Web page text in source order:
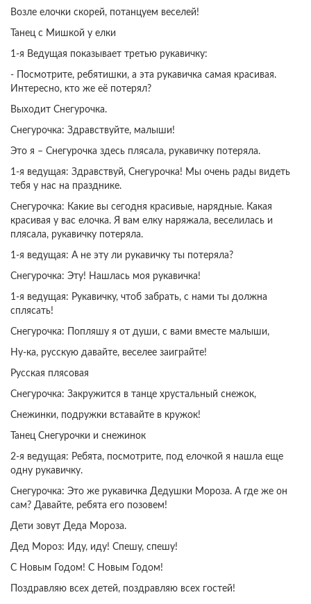
Возле елочки скорей, потанцуем веселей!
Танец с Мишкой у елки
1-я Ведущая показывает третью рукавичку:
- Посмотрите, ребятишки, а эта рукавичка самая красивая.
Интересно, кто же её потерял?
Выходит Снегурочка.
Снегурочка: Здравствуйте, малыши!
Это я – Снегурочка здесь плясала, рукавичку потеряла.
1-я ведущая: Здравствуй, Снегурочка! Мы очень рады видеть
тебя у нас на празднике.
Снегурочка: Какие вы сегодня красивые, нарядные. Какая
красивая у вас елочка. Я вам елку наряжала, веселилась и
плясала, рукавичку потеряла.
1-я ведущая: А не эту ли рукавичку ты потеряла?
Снегурочка: Эту! Нашлась моя рукавичка!
1-я ведущая: Рукавичку, чтоб забрать, с нами ты должна
сплясать!
Снегурочка: Попляшу я от души, с вами вместе малыши,
Ну-ка, русскую давайте, веселее заиграйте!
Русская плясовая
Снегурочка: Закружится в танце хрустальный снежок,
Снежинки, подружки вставайте в кружок!
Танец Снегурочки и снежинок
2-я ведущая: Ребята, посмотрите, под елочкой я нашла еще
одну рукавичку.
Снегурочка: Это же рукавичка Дедушки Мороза. А где же он
сам? Давайте, ребята его позовем!
Дети зовут Деда Мороза.
Дед Мороз: Иду, иду! Спешу, спешу!
С Новым Годом! С Новым Годом!
Поздравляю всех детей, поздравляю всех гостей!